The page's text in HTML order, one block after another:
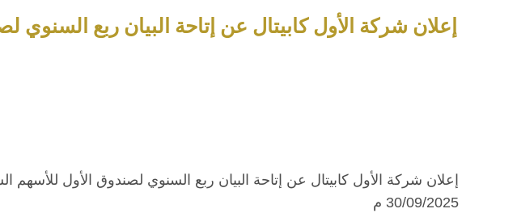
إعلان شركة الأول كابيتال عن إتاحة البيان ربع السنوي
إعلان شركة الأول كابيتال عن إتاحة البيان ربع السنوي لصندوق الأول للأسهم
30/09/2025 م